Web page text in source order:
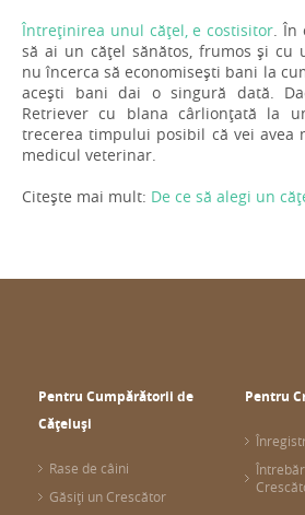
Întreținirea unul cățel, e costisitor. În
să ai un cățel sănătos, frumos și cu
nu încerca să economisești bani la
acești bani dai o singură dată.
Retriever cu blana cârlionțată la
trecerea timpului posibil că vei avea
medicul veterinar.
Citește mai mult: De ce să alegi un
Pentru Cumpărătorii de
Cățeluși
Rase de câini
Găsiți un Crescător
Pentru